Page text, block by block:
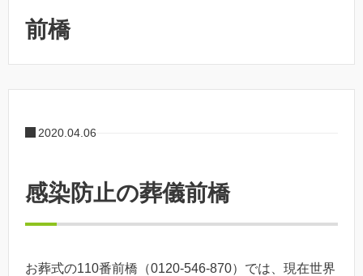
前橋
2020.04.06
感染防止の葬儀前橋
お葬式の110番前橋（0120-546-870）では、現在世界